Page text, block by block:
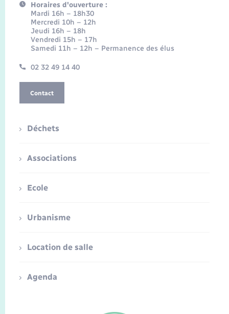
Horaires d'ouverture :
Mardi 16h – 18h30
Mercredi 10h – 12h
Jeudi 16h – 18h
Vendredi 15h – 17h
Samedi 11h – 12h – Permanence des élus
02 32 49 14 40
Contact
Déchets
Associations
Ecole
Urbanisme
Location de salle
Agenda